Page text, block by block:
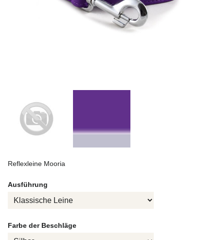
Reflexleine Mooria
Ausführung
Farbe der Beschläge